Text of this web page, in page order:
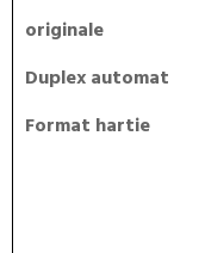
originale
Duplex automat
Format hartie